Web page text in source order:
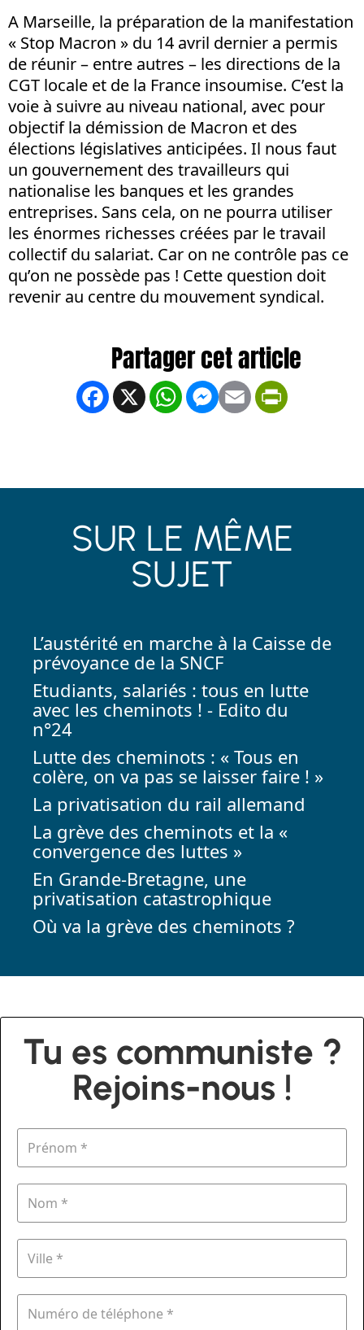
A Marseille, la préparation de la manifestation
« Stop Macron » du 14 avril dernier a permis
de réunir – entre autres – les directions de la
CGT locale et de la France insoumise. C’est la
voie à suivre au niveau national, avec pour
objectif la démission de Macron et des
élections législatives anticipées. Il nous faut
un gouvernement des travailleurs qui
nationalise les banques et les grandes
entreprises. Sans cela, on ne pourra utiliser
les énormes richesses créées par le travail
collectif du salariat. Car on ne contrôle pas ce
qu’on ne possède pas ! Cette question doit
revenir au centre du mouvement syndical.
Facebook
X WhatsApp
Messenger
Email
SUR LE MÊME
SUJET
L’austérité en marche à la Caisse de
prévoyance de la SNCF
Etudiants, salariés : tous en lutte
avec les cheminots ! - Edito du
n°24
Lutte des cheminots : « Tous en
colère, on va pas se laisser faire ! »
La privatisation du rail allemand
La grève des cheminots et la «
convergence des luttes »
En Grande-Bretagne, une
privatisation catastrophique
Où va la grève des cheminots ?
Tu es communiste ?
Rejoins-nous !